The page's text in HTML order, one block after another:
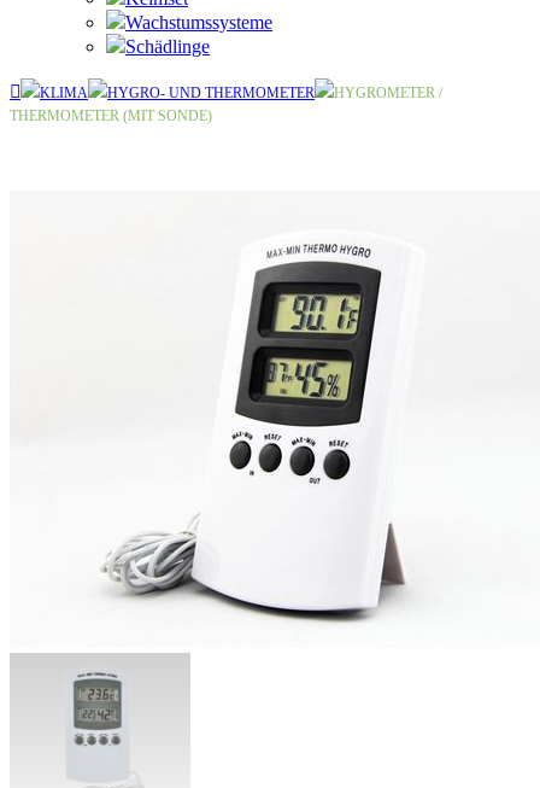
Wachstumssysteme
Schädlinge
KLIMA HYGRO- UND THERMOMETER
HYGROMETER /
THERMOMETER (MIT SONDE)